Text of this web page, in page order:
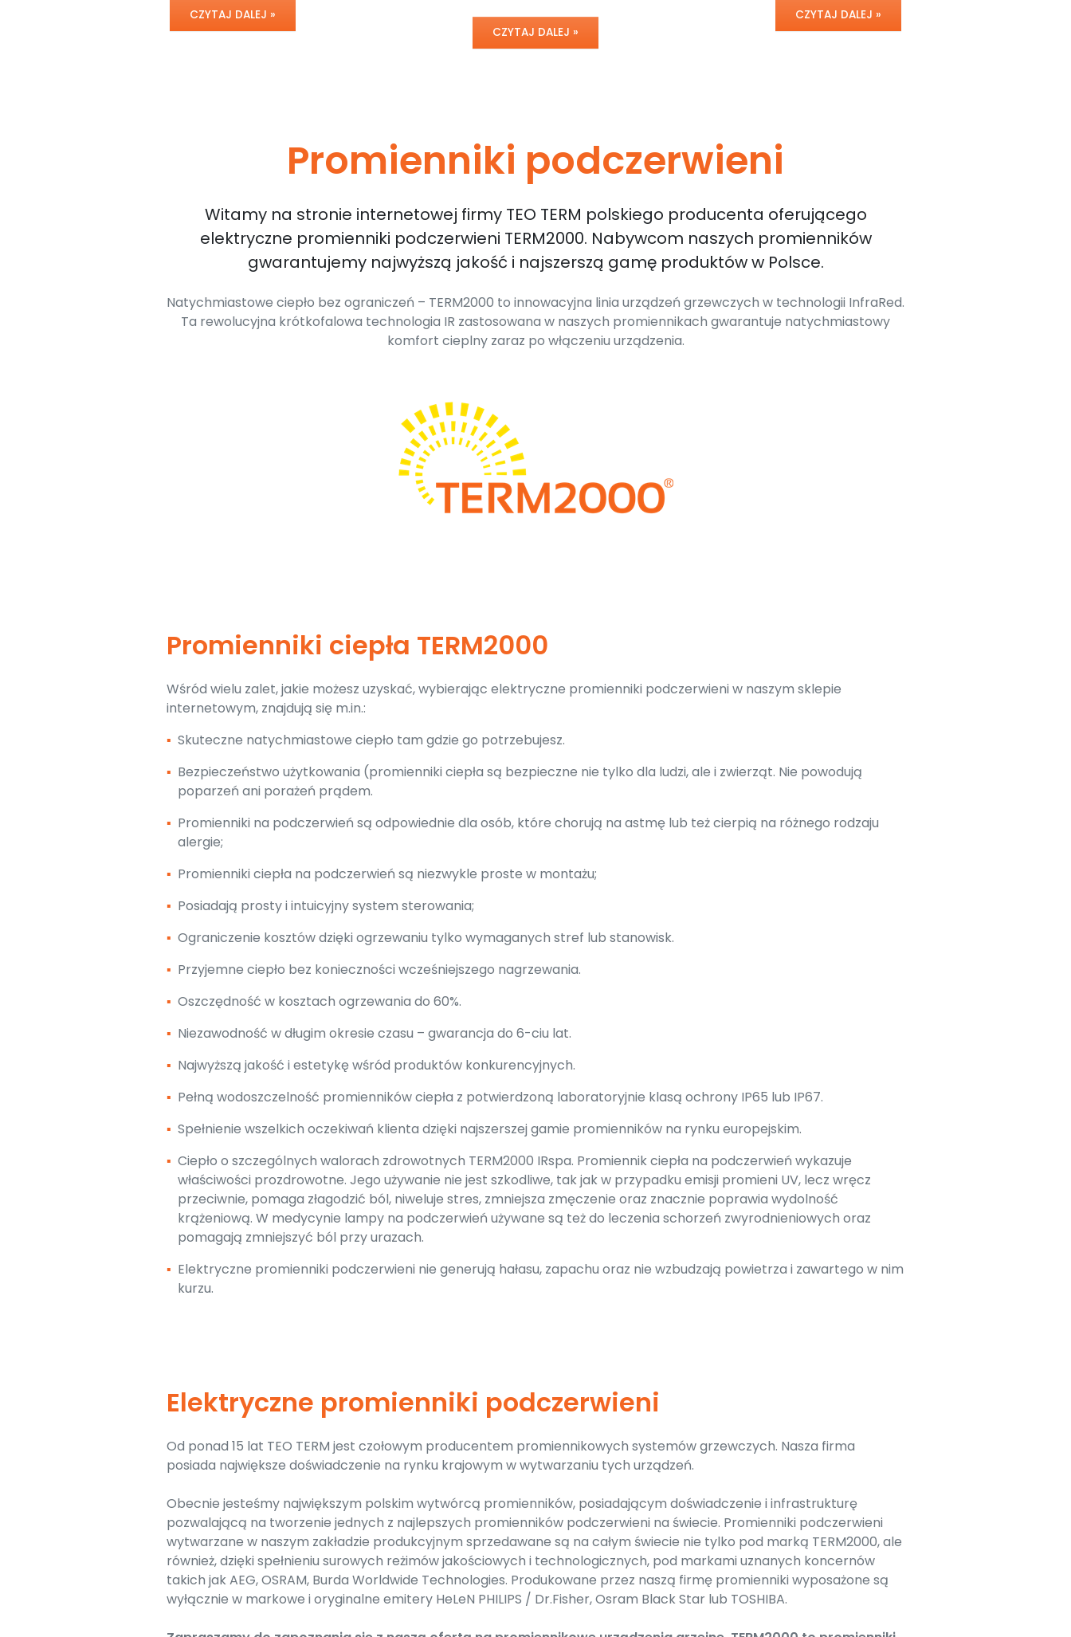
CZYTAJ DALEJ »
CZYTAJ DALEJ »
CZYTAJ DALEJ »
Promienniki podczerwieni
Witamy na stronie internetowej firmy TEO TERM polskiego producenta oferującego
elektryczne promienniki podczerwieni TERM2000. Nabywcom naszych promienników
gwarantujemy najwyższą jakość i najszerszą gamę produktów w Polsce.
Natychmiastowe ciepło bez ograniczeń – TERM2000 to innowacyjna linia urządzeń grzewczych w technologii InfraRed.
Ta rewolucyjna krótkofalowa technologia IR zastosowana w naszych promiennikach gwarantuje natychmiastowy
komfort cieplny zaraz po włączeniu urządzenia.
Promienniki ciepła TERM2000
Wśród wielu zalet, jakie możesz uzyskać, wybierając elektryczne promienniki podczerwieni w naszym sklepie
internetowym, znajdują się m.in.:
▪ Skuteczne natychmiastowe ciepło tam gdzie go potrzebujesz.
▪ Bezpieczeństwo użytkowania (promienniki ciepła są bezpieczne nie tylko dla ludzi, ale i zwierząt. Nie powodują
poparzeń ani porażeń prądem.
▪ Promienniki na podczerwień są odpowiednie dla osób, które chorują na astmę lub też cierpią na różnego rodzaju
alergie;
▪ Promienniki ciepła na podczerwień są niezwykle proste w montażu;
▪ Posiadają prosty i intuicyjny system sterowania;
▪ Ograniczenie kosztów dzięki ogrzewaniu tylko wymaganych stref lub stanowisk.
▪ Przyjemne ciepło bez konieczności wcześniejszego nagrzewania.
▪ Oszczędność w kosztach ogrzewania do 60%.
▪ Niezawodność w długim okresie czasu – gwarancja do 6-ciu lat.
▪ Najwyższą jakość i estetykę wśród produktów konkurencyjnych.
▪ Pełną wodoszczelność promienników ciepła z potwierdzoną laboratoryjnie klasą ochrony IP65 lub IP67.
▪ Spełnienie wszelkich oczekiwań klienta dzięki najszerszej gamie promienników na rynku europejskim.
▪ Ciepło o szczególnych walorach zdrowotnych TERM2000 IRspa. Promiennik ciepła na podczerwień wykazuje
właściwości prozdrowotne. Jego używanie nie jest szkodliwe, tak jak w przypadku emisji promieni UV, lecz wręcz
przeciwnie, pomaga złagodzić ból, niweluje stres, zmniejsza zmęczenie oraz znacznie poprawia wydolność
krążeniową. W medycynie lampy na podczerwień używane są też do leczenia schorzeń zwyrodnieniowych oraz
pomagają zmniejszyć ból przy urazach.
▪ Elektryczne promienniki podczerwieni nie generują hałasu, zapachu oraz nie wzbudzają powietrza i zawartego w nim
kurzu.
Elektryczne promienniki podczerwieni
Od ponad 15 lat TEO TERM jest czołowym producentem promiennikowych systemów grzewczych. Nasza firma
posiada największe doświadczenie na rynku krajowym w wytwarzaniu tych urządzeń.
Obecnie jesteśmy największym polskim wytwórcą promienników, posiadającym doświadczenie i infrastrukturę
pozwalającą na tworzenie jednych z najlepszych promienników podczerwieni na świecie. Promienniki podczerwieni
wytwarzane w naszym zakładzie produkcyjnym sprzedawane są na całym świecie nie tylko pod marką TERM2000, ale
również, dzięki spełnieniu surowych reżimów jakościowych i technologicznych, pod markami uznanych koncernów
takich jak AEG, OSRAM, Burda Worldwide Technologies. Produkowane przez naszą firmę promienniki wyposażone są
wyłącznie w markowe i oryginalne emitery HeLeN PHILIPS / Dr.Fisher, Osram Black Star lub TOSHIBA.